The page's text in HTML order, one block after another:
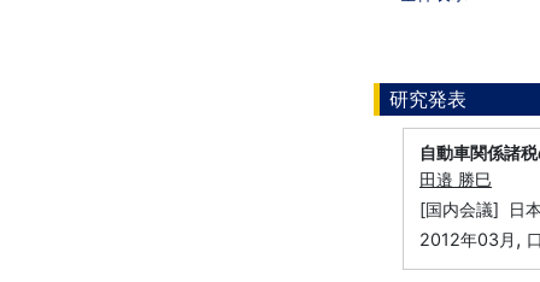
研究発表
自動車関係諸
田邉 勝巳
[国内会議] 日
2012年03月 ,